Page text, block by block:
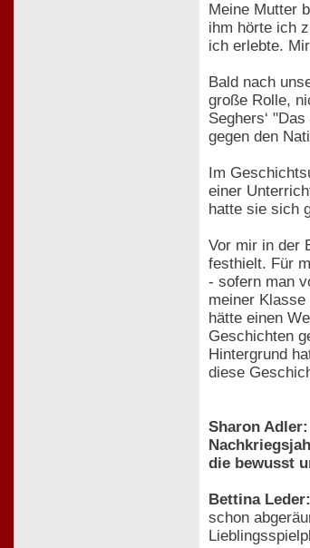
Meine Mutter
ihm hörte ich
ich erlebte.
Bald nach
große Rolle,
Seghers‘
gegen den
Im
einer
hatte sie sich
Vor mir in der
festhielt. Für
- sofern man
meiner
hätte einen
Geschichten
Hintergrund
diese
Sharon
die bewusst
Bettina Leder:
schon